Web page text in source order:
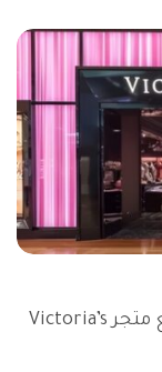
رقم فيكتوريا سيكريت | تواصل الآن مع متجر Victoria’s